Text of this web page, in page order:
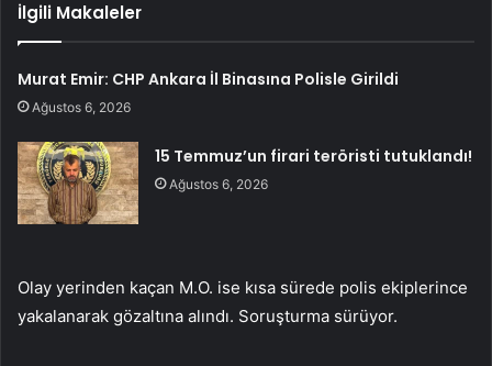
İlgili Makaleler
Murat Emir: CHP Ankara İl Binasına Polisle Girildi
Ağustos 6, 2026
15 Temmuz’un firari teröristi tutuklandı!
Ağustos 6, 2026
Olay yerinden kaçan M.O. ise kısa sürede polis ekiplerince
yakalanarak gözaltına alındı. Soruşturma sürüyor.